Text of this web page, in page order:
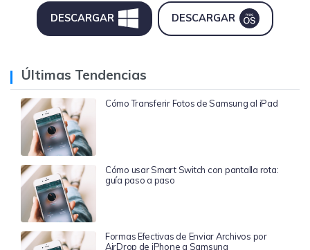
DESCARGAR DESCARGAR
Últimas Tendencias
Cómo Transferir Fotos de Samsung al iPad
Cómo usar Smart Switch con pantalla rota:
guía paso a paso
Formas Efectivas de Enviar Archivos por
AirDrop de iPhone a Samsung